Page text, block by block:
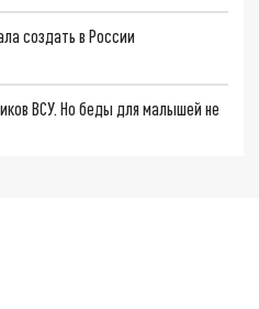
создать в России
ВСУ. Но беды для малышей не